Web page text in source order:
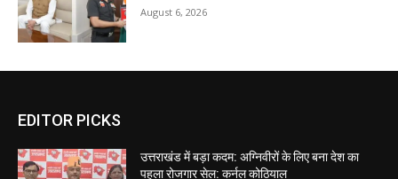
August 6, 2026
EDITOR PICKS
उत्तराखंड में बड़ा कदम: अग्निवीरों के लिए बना देश का
पहला रोजगार सेल: कर्नल कोठियाल